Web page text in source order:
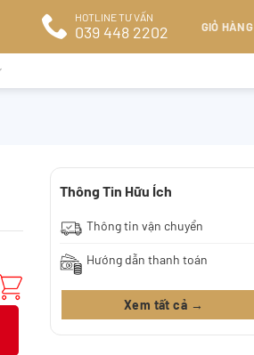
HOTLINE TƯ VẤN
039 448 2202 GIỎ HÀNG
Thông Tin Hữu Ích
Thông tin vận chuyển
Hướng dẫn thanh toán
Xem tất cả →